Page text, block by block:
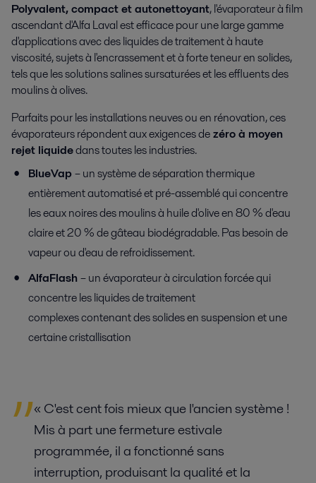
Polyvalent, compact et autonettoyant,l'évaporateur à film
ascendant d'Alfa Lavalest efficace pour une large gamme
d'applications avec des liquides de traitementà haute
viscosité,sujets à l'encrassement et à forte teneur en solides,
tels que les solutions salines sursaturées etles effluents des
moulins à olives.
Parfaits pour les installations neuves ou en rénovation,ces
évaporateurs répondent aux exigences dezéro à moyen
rejet liquidedanstoutes les industries.
BlueVap–un système de séparation thermique
entièrementautomatisé et pré-assembléqui concentre
les eaux noires des moulins à huile d'olive en 80 % d'eau
claire et 20 % de gâteau biodégradable. Pas besoin de
vapeur ou d'eau de refroidissement.
AlfaFlash– unévaporateur à circulation forcéequi
concentre les liquides de traitement
complexescontenant des solides en suspensionet une
certaine cristallisation
« C'est cent fois mieux que l'ancien système !
Mis à part une fermeture estivale
programmée, il a fonctionné sans
interruption, produisant la qualité et la